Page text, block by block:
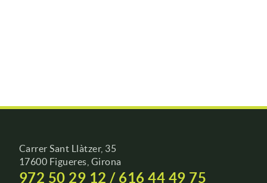
Carrer Sant Llàtzer, 35
17600 Figueres, Girona
972 50 29 12 / 616 44 49 75